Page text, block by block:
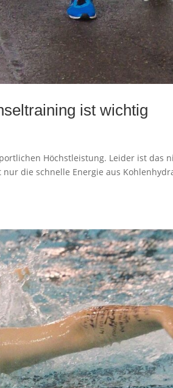
ist wichtig
Höchstleistung. Leider ist das
die schnelle Energie aus